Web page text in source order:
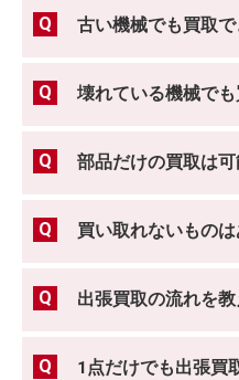
古い機械でも買取で
壊れている機械で
部品だけの買取は可
買い取れないもの
出張買取の流れを教
1点だけでも出張買